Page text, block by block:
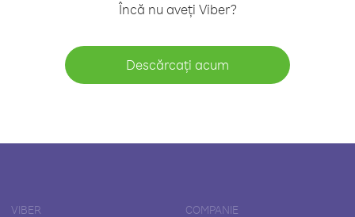
Încă nu aveți Viber?
Descărcați acum
VIBER COMPANIE